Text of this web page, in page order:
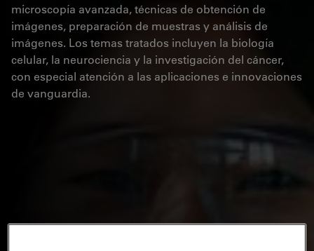
microscopía avanzada, técnicas de obtención de
imágenes, preparación de muestras y análisis de
imágenes. Los temas tratados incluyen la biología
celular, la neurociencia y la investigación del cáncer,
con especial atención a las aplicaciones e innovaciones
de vanguardia.